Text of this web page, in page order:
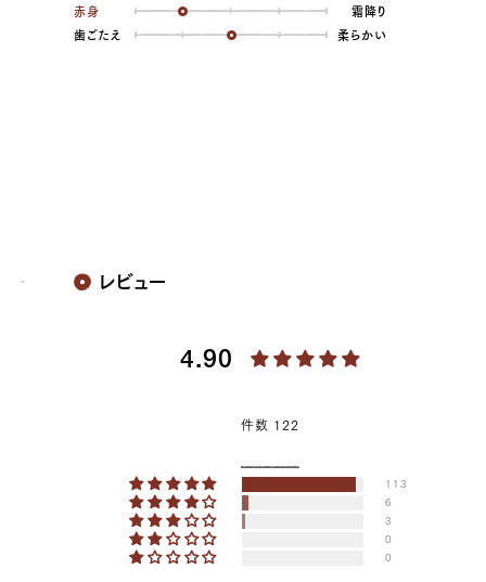
赤身
霜降り
歯ごたえ
柔らかい
レビュー
4.90
件数 122
113
6
3
0
0